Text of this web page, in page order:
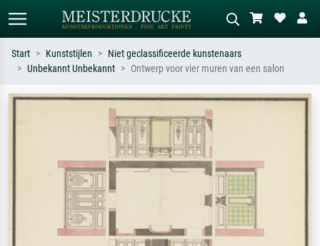
Zoek op kunstenaar, titel of stijl – bijv.
Monet, Sterrennacht, impressionisme,
Hokusai-golf, naakt.
weide, abstract met veel rood, donker
olieverfschilderij, staand naakt naast
Start Kunststijlen
Niet geclassificeerde kunstenaars
Unbekannt Unbekannt
Ontwerp voor vier muren van een salon